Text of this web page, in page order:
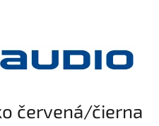
červená/čierna